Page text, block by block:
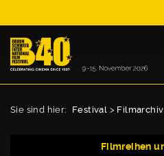
Sie sind hier: Festival > Filmarchiv
Filmreihen